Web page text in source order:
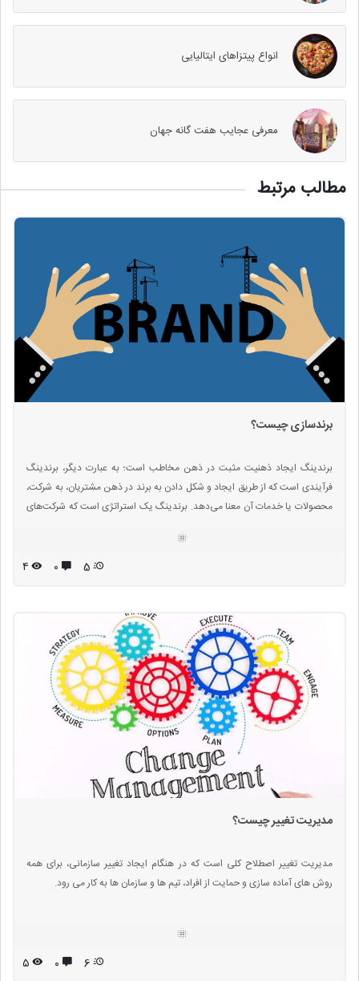
انواع پیتزاهای ایتالیایی
معرفی عجایب هفت گانه جهان
مطالب مرتبط
برندسازی چیست؟
برندینگ ایجاد ذهنیت مثبت در ذهن مخاطب است؛ به عبارت دیگر، برندینگ
فرآیندی است که از طریق ایجاد و شکل دادن به برند در ذهن مشتریان، به شرکت،
محصولات یا خدمات آن معنا می‌دهد. برندینگ یک استراتژی است که شرکت‌های
خود و دادن دلیلی به آن‌ها برای انتخاب محصولشان در رقابت با رقبا تدوین
5 ۰ ۴
مدیریت تغییر چیست؟
مدیریت تغییر اصطلاح کلی است که در هنگام ایجاد تغییر سازمانی، برای همه
روش های آماده سازی و حمایت از افراد، تیم ها و سازمان ها به کار می رود.
6 ۰ ۵